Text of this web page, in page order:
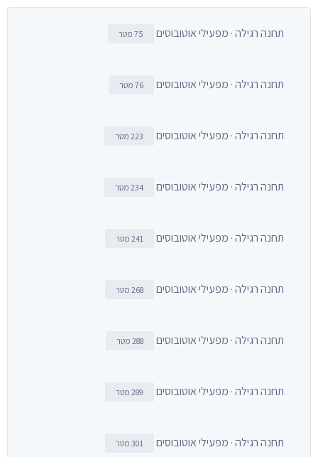
תחנה רגילה · מפעילי אוטובוסים 75 מטר
תחנה רגילה · מפעילי אוטובוסים 76 מטר
תחנה רגילה · מפעילי אוטובוסים 223 מטר
תחנה רגילה · מפעילי אוטובוסים 234 מטר
תחנה רגילה · מפעילי אוטובוסים 241 מטר
תחנה רגילה · מפעילי אוטובוסים 268 מטר
תחנה רגילה · מפעילי אוטובוסים 288 מטר
תחנה רגילה · מפעילי אוטובוסים 289 מטר
תחנה רגילה · מפעילי אוטובוסים 301 מטר